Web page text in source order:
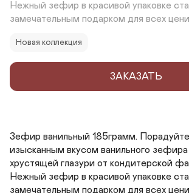
Нежный зефир в красивой упаковке
замечательным подарком для всех
Новая коллекция
ЗАКАЗАТЬ
Зефир ванильный 185грамм.
изысканным вкусом ванильного
хрустящей глазури от кондитерской
Нежный зефир в красивой упаковке
замечательным подарком для всех